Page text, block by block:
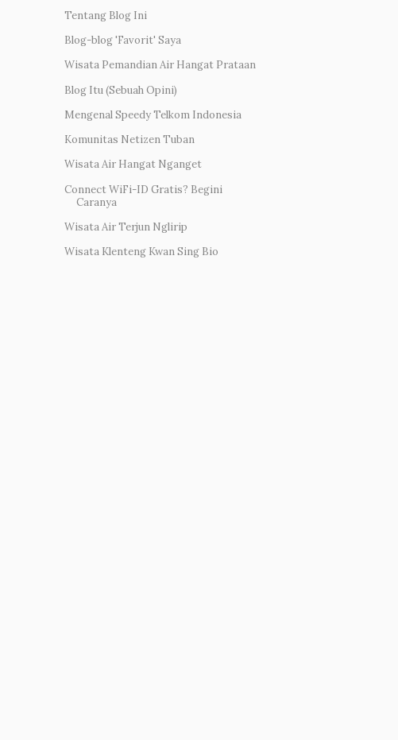
Tentang Blog Ini
Blog-blog 'Favorit' Saya
Wisata Pemandian Air Hangat Prataan
Blog Itu (Sebuah Opini)
Mengenal Speedy Telkom Indonesia
Komunitas Netizen Tuban
Wisata Air Hangat Nganget
Connect WiFi-ID Gratis? Begini
Caranya
Wisata Air Terjun Nglirip
Wisata Klenteng Kwan Sing Bio